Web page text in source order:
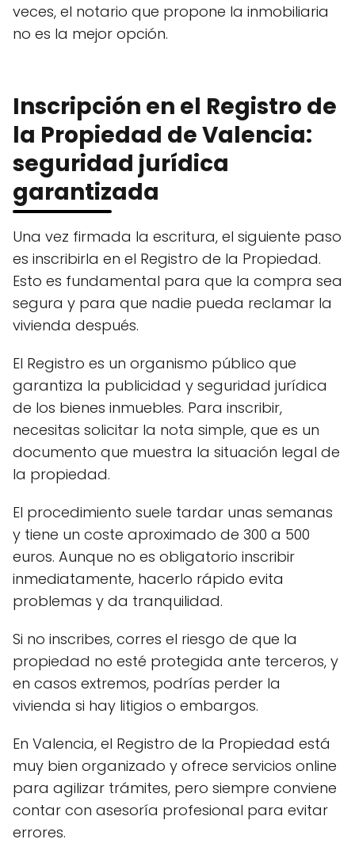
veces, el notario que propone la inmobiliaria
no es la mejor opción.
Inscripción en el Registro de
la Propiedad de Valencia:
seguridad jurídica
garantizada
Una vez firmada la escritura, el siguiente paso
es inscribirla en el Registro de la Propiedad.
Esto es fundamental para que la compra sea
segura y para que nadie pueda reclamar la
vivienda después.
El Registro es un organismo público que
garantiza la publicidad y seguridad jurídica
de los bienes inmuebles. Para inscribir,
necesitas solicitar la nota simple, que es un
documento que muestra la situación legal de
la propiedad.
El procedimiento suele tardar unas semanas
y tiene un coste aproximado de 300 a 500
euros. Aunque no es obligatorio inscribir
inmediatamente, hacerlo rápido evita
problemas y da tranquilidad.
Si no inscribes, corres el riesgo de que la
propiedad no esté protegida ante terceros, y
en casos extremos, podrías perder la
vivienda si hay litigios o embargos.
En Valencia, el Registro de la Propiedad está
muy bien organizado y ofrece servicios online
para agilizar trámites, pero siempre conviene
contar con asesoría profesional para evitar
errores.